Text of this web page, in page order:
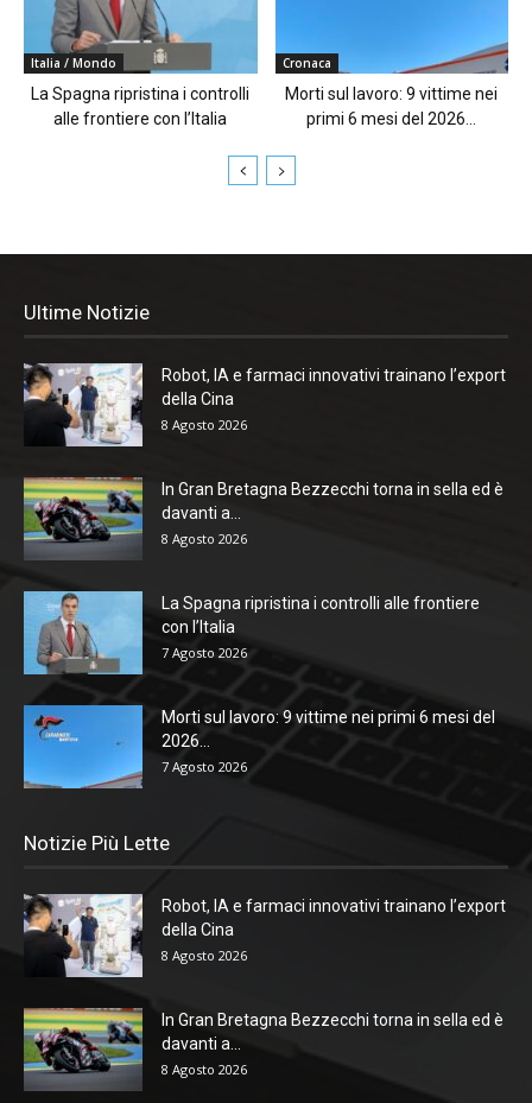
Italia / Mondo
La Spagna ripristina i controlli
alle frontiere con l’Italia
Cronaca
Morti sul lavoro: 9 vittime nei
primi 6 mesi del 2026...
Ultime Notizie
Robot, IA e farmaci innovativi trainano l’export
della Cina
8 Agosto 2026
In Gran Bretagna Bezzecchi torna in sella ed è
davanti a...
8 Agosto 2026
La Spagna ripristina i controlli alle frontiere
con l’Italia
7 Agosto 2026
Morti sul lavoro: 9 vittime nei primi 6 mesi del
2026...
7 Agosto 2026
Notizie Più Lette
Robot, IA e farmaci innovativi trainano l’export
della Cina
8 Agosto 2026
In Gran Bretagna Bezzecchi torna in sella ed è
davanti a...
8 Agosto 2026